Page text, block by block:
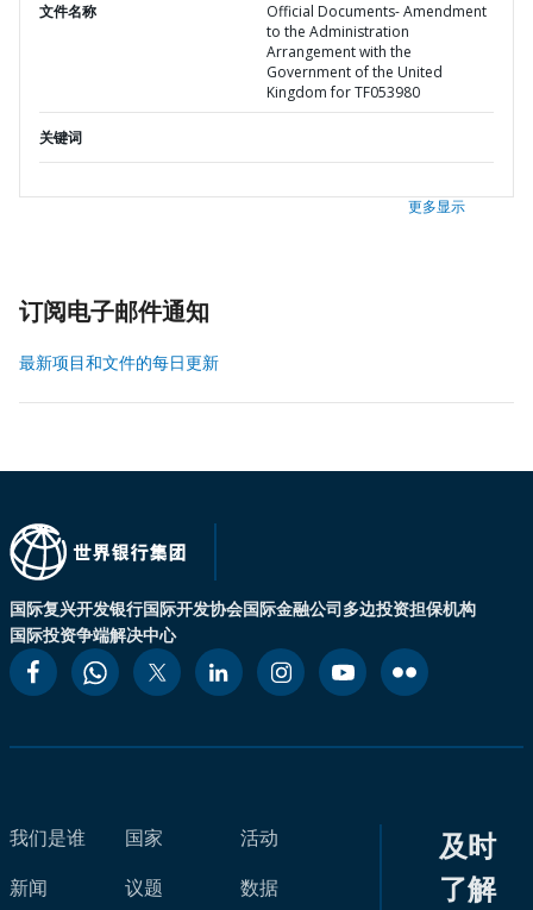
文件名称
Official Documents- Amendment
to the Administration
Arrangement with the
Government of the United
Kingdom for TF053980
关键词
更多显示
订阅电子邮件通知
最新项目和文件的每日更新
国际复兴开发银行国际开发协会国际金融公司多边投资担保机构
国际投资争端解决中心
我们是谁
新闻
国家
议题
活动
数据
及时
了解